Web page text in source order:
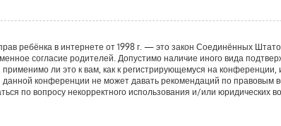
ребёнка в интернете от 1998 г. — это закон Соединённых
согласие родителей. Допустимо наличие иного вида
ли это к вам, как к регистрирующемуся на конференции,
конференции не может давать рекомендаций по правовым
по вопросу некорректного использования и/или юридических